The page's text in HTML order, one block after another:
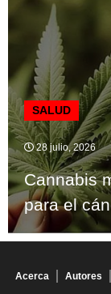
SALUD
28 julio, 2026
Cannabis
para el
Acerca Autores